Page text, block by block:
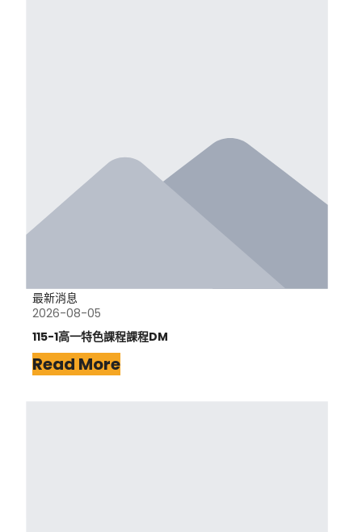
最新消息
2026-08-05
115-1高一特色課程課程DM
Read More